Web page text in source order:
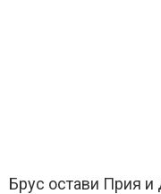
Брус остави Прия